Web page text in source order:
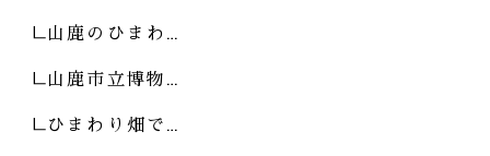
山鹿のひまわ…
山鹿市立博物…
ひまわり畑で…